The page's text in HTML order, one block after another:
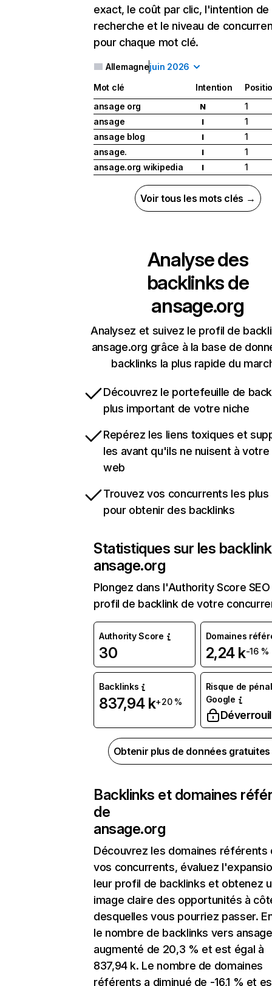
exact, le coût par clic, l'intention de
recherche et le niveau de
pour chaque mot clé.
Allemagnejuin 2026
Mot clé Intention
ansage org
N
1
ansage
I
1
ansage blog
I
1
ansage.
I
1
ansage.org wikipedia
I 1
Voir tous les mots clés →
Analyse des
backlinks de
ansage.org
Analysez et suivez le profil de
ansage.org grâce à la base de
backlinks la plus rapide du
Découvrez le portefeuille de
plus important de votre niche
Repérez les liens toxiques et
les avant qu'ils ne nuisent à
web
Trouvez vos concurrents les
pour obtenir des backlinks
Statistiques sur les
ansage.org
Plongez dans l'Authority Score
profil de backlink de votre
Authority Score
30
Domaines
2,24 k-16 %
Backlinks
837,94 k+20 %
Risque de
Google
Obtenir plus de données
Backlinks et domaines
de
ansage.org
Découvrez les domaines référents
vos concurrents, évaluez
leur profil de backlinks et obtenez
image claire des opportunités à
desquelles vous pourriez passer.
le nombre de backlinks vers
augmenté de 20,3 % et est égal à
837,94 k. Le nombre de domaines
référents a diminué de -16,1 % et